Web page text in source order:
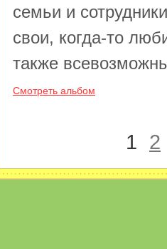
семьи и
свои, когда-то
также
Смотреть альбом
1 2